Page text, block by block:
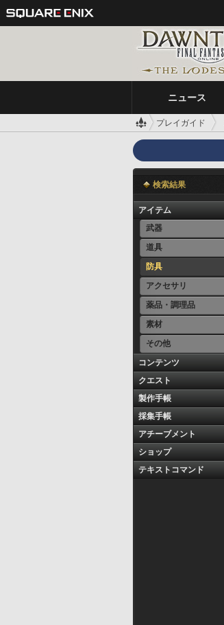
ニュース
プレイガイド
検索結果
アイテム
武器
道具
防具
アクセサリ
薬品・調理品
素材
その他
コンテンツ
クエスト
製作手帳
採集手帳
アチーブメント
ショップ
テキストコマンド